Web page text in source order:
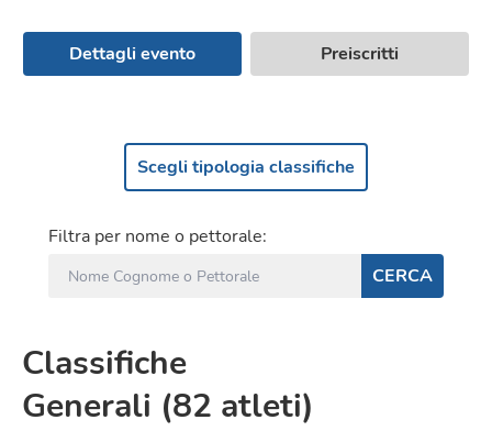
Dettagli evento Preiscritti
Scegli tipologia classifiche
Filtra per nome o pettorale:
CERCA
Classifiche
Generali (82 atleti)